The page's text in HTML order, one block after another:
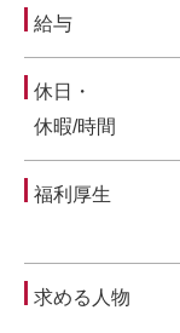
給与
休日・
休暇/時間
福利厚生
求める人物